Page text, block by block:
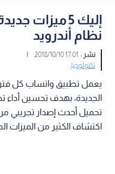
إليك 5
نظام أندرويد
نشر : 17:01 2018/10/10
|
تكنولوجيا
يعمل تطبيق واتساب كل
الجديدة، بهدف تحسين أداء
تحميل أحدث إصدار تجريبي
اكتشاف الكثير من الميزات